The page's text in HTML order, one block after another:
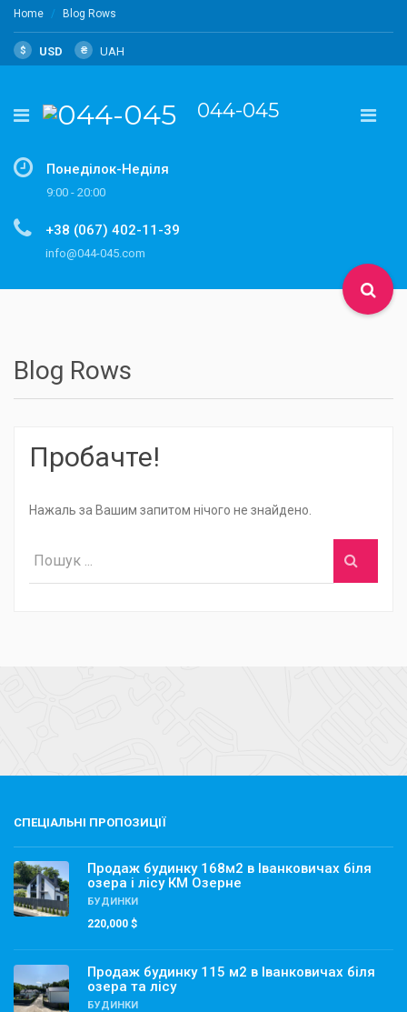
Home Blog Rows
$ USD ₴ UAH
044-045
Понеділок-Неділя
9:00 - 20:00
+38 (067) 402-11-39
info@044-045.com
Blog Rows
Пробачте!
Нажаль за Вашим запитом нічого не знайдено.
СПЕЦІАЛЬНІ ПРОПОЗИЦІЇ
Продаж будинку 168м2 в Іванковичах біля
озера і лісу КМ Озерне
БУДИНКИ
220,000 $
Продаж будинку 115 м2 в Іванковичах біля
озера та лісу
БУДИНКИ